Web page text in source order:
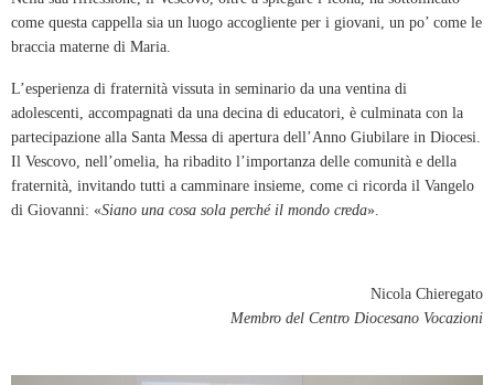
come questa cappella sia un luogo accogliente per i giovani, un po’ come le
braccia materne di Maria.
L’esperienza di fraternità vissuta in seminario da una ventina di
adolescenti, accompagnati da una decina di educatori, è culminata con la
partecipazione alla Santa Messa di apertura dell’Anno Giubilare in Diocesi.
Il Vescovo, nell’omelia, ha ribadito l’importanza delle comunità e della
fraternità, invitando tutti a camminare insieme, come ci ricorda il Vangelo
di Giovanni: «Siano una cosa sola perché il mondo creda».
Nicola Chieregato
Membro del Centro Diocesano Vocazioni